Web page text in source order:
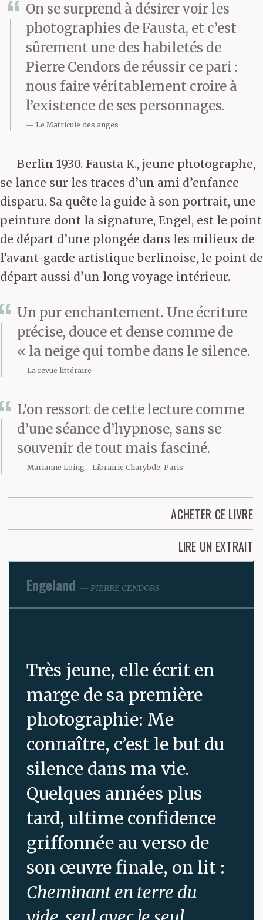
On se surprend à désirer voir les
photographies de Fausta, et c’est
sûrement une des habiletés de
Pierre Cendors de réussir ce pari :
nous faire véritablement croire à
l’existence de ses personnages.
Le Matricule des anges
Berlin 1930. Fausta K., jeune photographe,
se lance sur les traces d’un ami d’enfance
disparu. Sa quête la guide à son portrait, une
peinture dont la signature, Engel, est le point
de départ d’une plongée dans les milieux de
l’avant-garde artistique berlinoise, le point de
départ aussi d’un long voyage intérieur.
Un pur enchantement. Une écriture
précise, douce et dense comme de
« la neige qui tombe dans le silence.
La revue littéraire
L’on ressort de cette lecture comme
d’une séance d’hypnose, sans se
souvenir de tout mais fasciné.
Marianne Loing Librairie Charybde, Paris
ACHETER CE LIVRE
LIRE UN EXTRAIT
Engeland PIERRE CENDORS
Très jeune, elle écrit en
marge de sa première
photographie: Me
connaître, c’est le but du
silence dans ma vie.
Quelques années plus
tard, ultime confidence
griffonnée au verso de
son œuvre finale, on lit :
Cheminant en terre du